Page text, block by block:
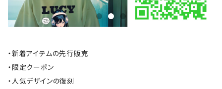
・新着アイテムの先行販売
・限定クーポン
・人気デザインの復刻